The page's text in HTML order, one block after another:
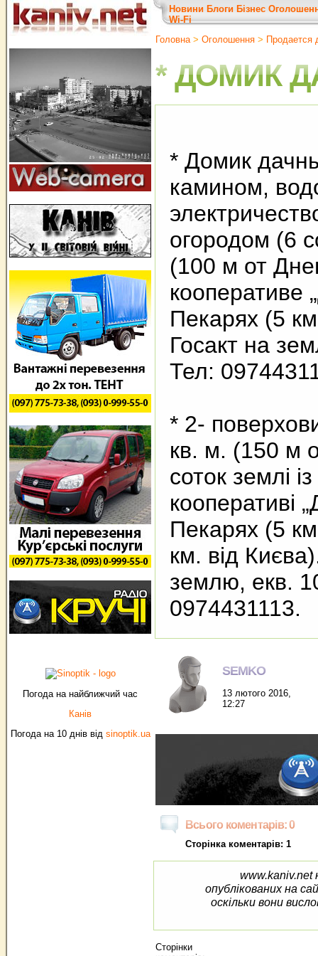
Погода на найближчий час
Канів
Погода на 10 днів від sinoptik.ua
Новини Блоги Бізнес
Wi-Fi
Головна> Оголошення > Продается
* ДОМИК
* Домик
камином,
огородом (6
(100 м от
кооперативе
Пекарях (5
Госакт на
Тел:
* 2-
кв. м. (150 м
соток землі
кооперативі
Пекарях (5
км. від
землю, екв.
0974431113.
SEMKO
13 лютого 2016,
12:27
Всього коментарів: 0
Сторінка коментарів: 1
www.kaniv.net
опублікованих на
оскільки вони
Сторінки